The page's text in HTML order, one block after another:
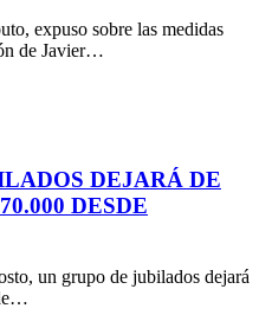
expuso sobre las medidas
de Javier…
DEJARÁ DE
DESDE
un grupo de jubilados dejará